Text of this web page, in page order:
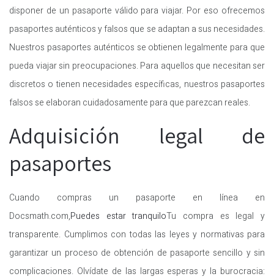
disponer de un pasaporte válido para viajar. Por eso ofrecemos
pasaportes auténticos y falsos que se adaptan a sus necesidades.
Nuestros pasaportes auténticos se obtienen legalmente para que
pueda viajar sin preocupaciones. Para aquellos que necesitan ser
discretos o tienen necesidades específicas, nuestros pasaportes
falsos se elaboran cuidadosamente para que parezcan reales.
Adquisición legal de
pasaportes
Cuando compras un pasaporte en línea en
Docsmath.com,Puedes estar tranquiloTu compra es legal y
transparente. Cumplimos con todas las leyes y normativas para
garantizar un proceso de obtención de pasaporte sencillo y sin
complicaciones. Olvídate de las largas esperas y la burocracia: